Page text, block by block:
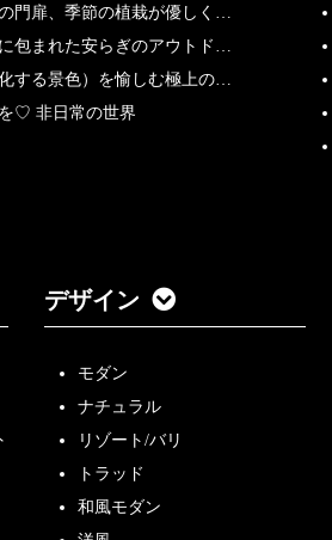
門扉、季節の植栽が優しく…
包まれた安らぎのアウトド…
する景色）を愉しむ極上の…
を♡ 非日常の世界
デザイン
モダン
ナチュラル
リゾート/バリ
トラッド
和風モダン